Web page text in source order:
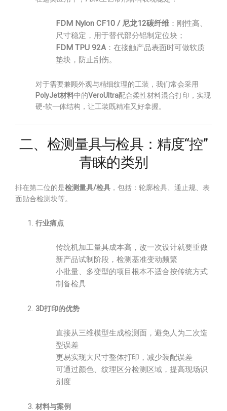
FDM Nylon CF10 / 尼龙12碳纤维 ：刚性高、
尺寸稳定，用于替代部分铝制定位块；
FDM TPU 92A：在接触产品表面时可做软质
垫块，防止刮伤。
对于需要兼顾外观与精细纹理的工装，我们常会采用
PolyJet材料中的VeroUltra配合柔性材料混合打印，实现
硬-软一体结构，让工装既精准又好拿握。
二、检测量具与检具：精度“控”
青睐的类别
排在第二位的是检测量具/检具 ，包括：轮廓检具、通止规、表
面贴合检测块等。
行业痛点
传统机加工量具成本高，改一次设计就要重做
新产品试制阶段，检测基准变动频繁
小批量、多变型的项目根本不适合按传统方式
制备检具
3D打印的优势
直接从三维模型生成检测面，避免人为二次造
型误差
更易实现大尺寸整体打印，减少装配误差
可通过颜色、纹理区分检测区域，提高现场识
别度
材料与案例